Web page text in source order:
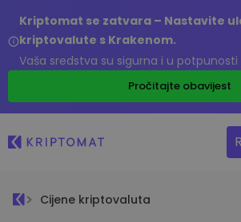
Kriptomat se zatvara – Nastavite
kriptovalute s Krakenom.
Vaša sredstva su sigurna i u
Pročitajte obavijest
Cijene kriptovaluta